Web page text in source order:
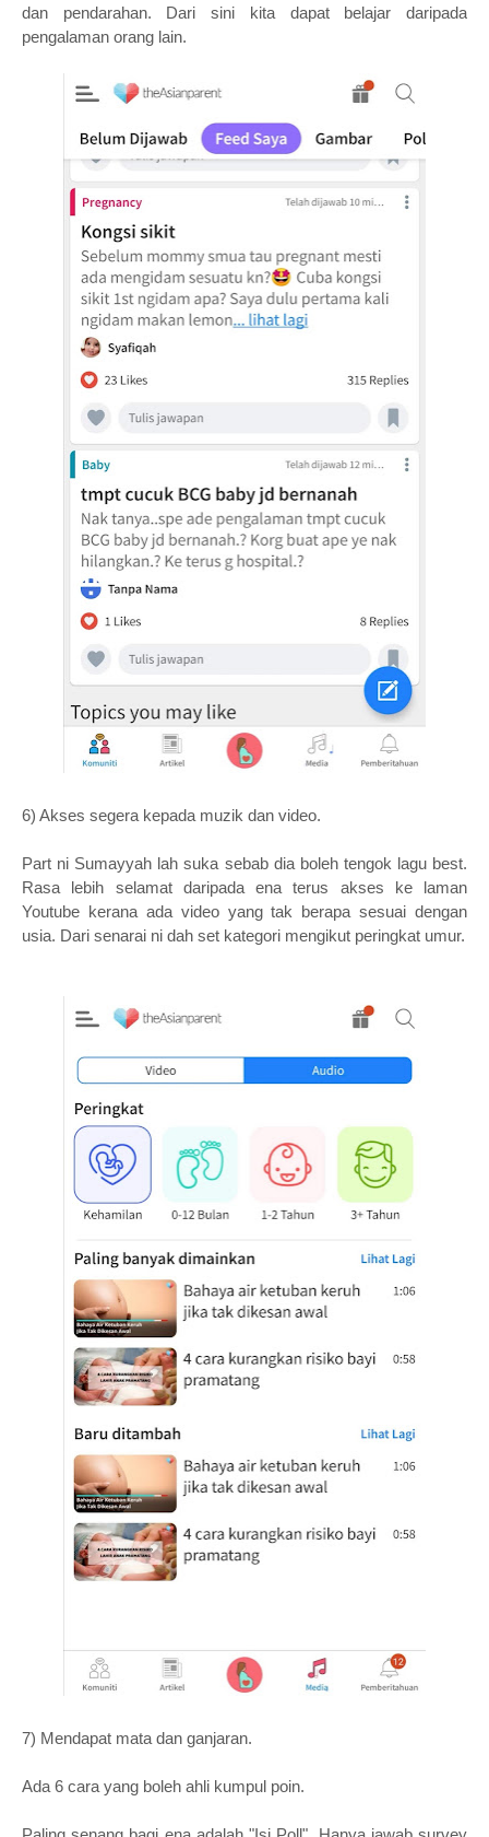
dan pendarahan. Dari sini kita dapat belajar daripada
pengalaman orang lain.
6) Akses segera kepada muzik dan video.
Part ni Sumayyah lah suka sebab dia boleh tengok lagu best.
Rasa lebih selamat daripada ena terus akses ke laman
Youtube kerana ada video yang tak berapa sesuai dengan
usia. Dari senarai ni dah set kategori mengikut peringkat umur.
7) Mendapat mata dan ganjaran.
Ada 6 cara yang boleh ahli kumpul poin.